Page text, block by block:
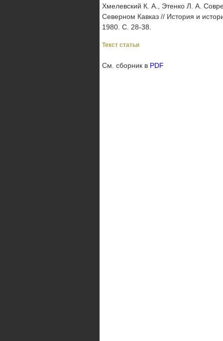
Хмелевский К. А., Этенко Л. А.
Северном Кавказ // История и
1980. С. 28-38.
Текст статьи
См. сборник в PDF